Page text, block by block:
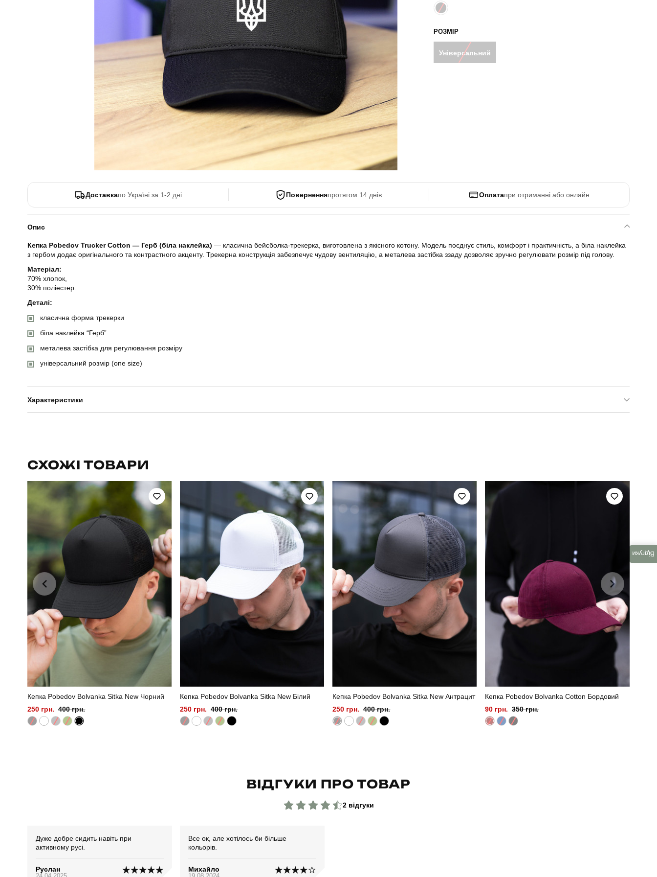
Літні комплекти
Комбінезони
Спортивні
Кежуал
Поло
Сорочки
Футболки
Майки
ХУДІ, СВІТШОТИ, СВЕТРИ
Кофти
Светри
Світшоти
Боді
РОЗМІР
Універсальний
Доставкапо Україні за 1-2 дні Поверненняпротягом 14 днів Оплатапри отриманні або онлайн
Опис
Кепка Pobedov Trucker Cotton — Герб (біла наклейка) — класична бейсболка-трекерка, виготовлена з якісного котону. Модель поєднує стиль, комфорт і практичність, а біла наклейка
з гербом додає оригінального та контрастного акценту. Трекерна конструкція забезпечує чудову вентиляцію, а металева застібка ззаду дозволяє зручно регулювати розмір під голову.
Матеріал:
70% хлопок,
30% поліестер.
Деталі:
класична форма трекерки
біла наклейка “Герб”
металева застібка для регулювання розміру
універсальний розмір (one size)
Характеристики
Стать
літо чорний
котон
СХОЖІ ТОВАРИ
Кепка Pobedov Bolvanka Sitka New Чорний
250 грн. 400 грн.
Кепка Pobedov Bolvanka Sitka New Білий
250 грн. 400 грн.
Кепка Pobedov Bolvanka Sitka New Антрацит
250 грн. 400 грн.
Кепка Pobedov Bolvanka Cotton Бордовий
90 грн. 350 грн.
ВІДГУКИ ПРО ТОВАР
Відгуки
2 відгуки
Дуже добре сидить навіть при
активному русі.
Руслан
Все ок, але хотілось би більше
кольорів.
Михайло